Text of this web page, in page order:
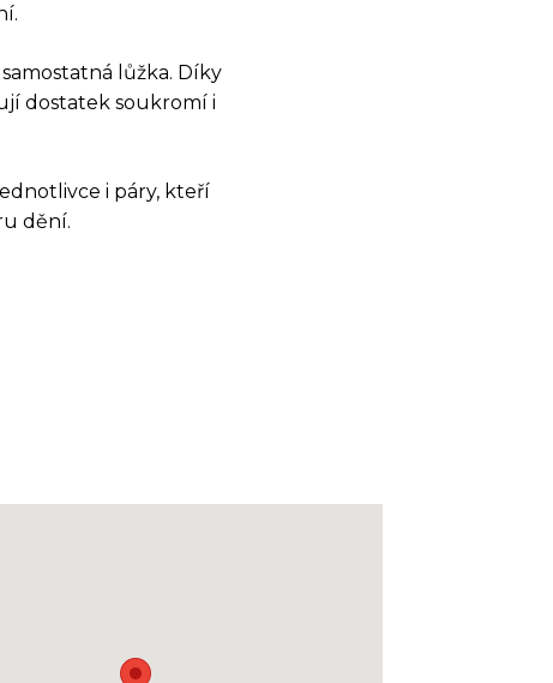
lůžka. Díky
dostatek soukromí i
i páry, kteří
dění.